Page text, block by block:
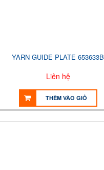
YARN GUIDE PLATE 653633B
Liên hệ
THÊM VÀO GIỎ